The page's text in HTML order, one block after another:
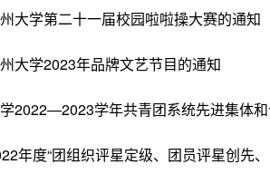
大学第二十一届校园啦啦操大赛的通知
大学2023年品牌文艺节目的通知
2022—2023学年共青团系统先进集体
年度“团组织评星定级、团员评星创先